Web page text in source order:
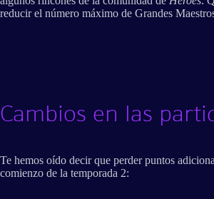
reducir el número máximo de Grandes
Cambios en las
Te hemos oído decir que perder puntos
comienzo de la temporada 2: